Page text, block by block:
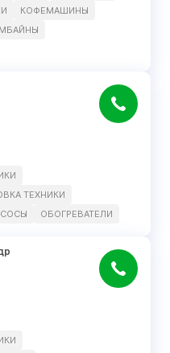
КОФЕМАШИНЫ
ТЕХНИКИ
ОБОГРЕВАТЕЛИ